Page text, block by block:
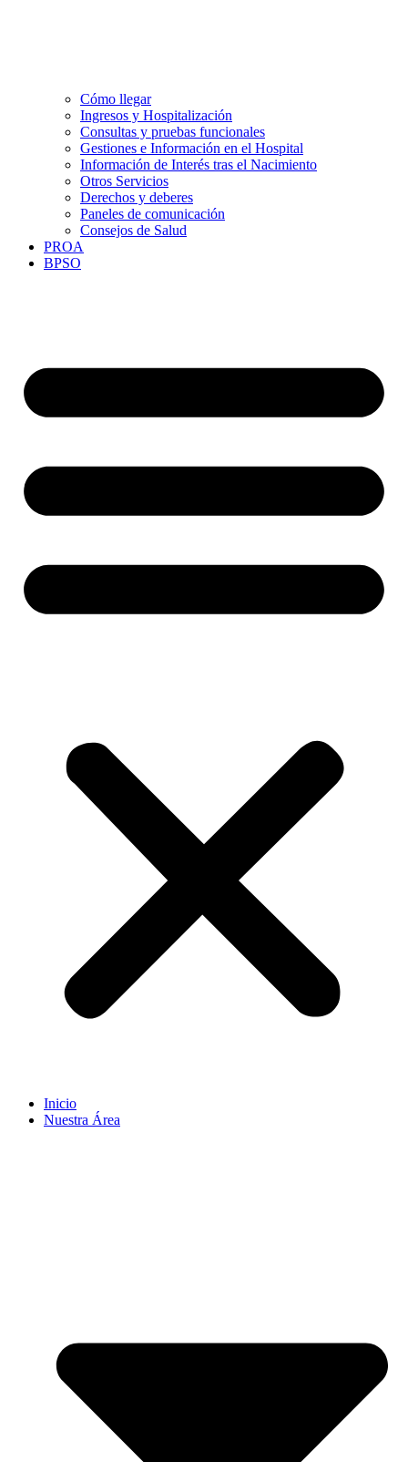
Cómo llegar
Ingresos y Hospitalización
Consultas y pruebas funcionales
Gestiones e Información en el Hospital
Información de Interés tras el Nacimiento
Otros Servicios
Derechos y deberes
Paneles de comunicación
Consejos de Salud
PROA
BPSO
Inicio
Nuestra Área